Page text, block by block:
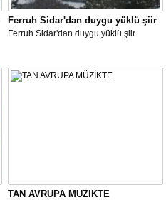
Ferruh Sidar'dan duygu yüklü şiir
Ferruh Sidar'dan duygu yüklü şiir
TAN AVRUPA MÜZİKTE